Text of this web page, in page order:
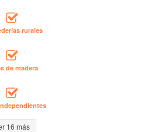
rurales
de madera
16 más